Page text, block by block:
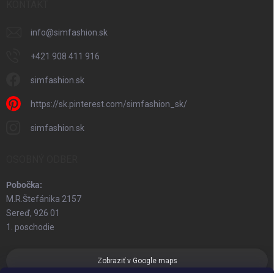
info@simfashion.sk
+421 908 411 916
simfashion.sk
https://sk.pinterest.com/simfashion_sk/
simfashion.sk
Pobočka:
M.R.Štefánika 2157
Sereď, 926 01
1. poschodie
Zobraziť v Google maps